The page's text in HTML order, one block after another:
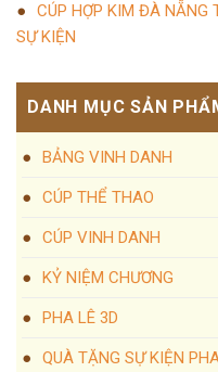
CÚP HỢP KIM ĐÀ NẴNG
SỰ KIỆN
DANH MỤC SẢN
BẢNG VINH DANH
CÚP THỂ THAO
CÚP VINH DANH
KỶ NIỆM CHƯƠNG
PHA LÊ 3D
QUÀ TẶNG SỰ KIỆN